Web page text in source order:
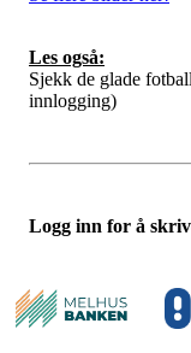
Les også:
Sjekk de glade
innlogging)
Logg inn for å